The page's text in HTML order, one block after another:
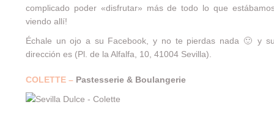
complicado poder «disfrutar» más de todo lo que
viendo allí!
Échale un ojo a su Facebook , y no te pierdas nada 🙂 y
dirección es (Pl. de la Alfalfa, 10, 41004 Sevilla).
COLETTE – Pastesserie & Boulangerie